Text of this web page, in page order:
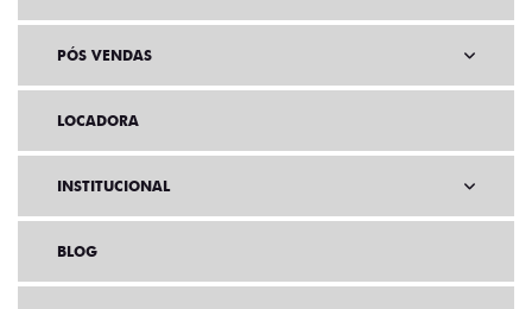
PÓS VENDAS
LOCADORA
INSTITUCIONAL
BLOG